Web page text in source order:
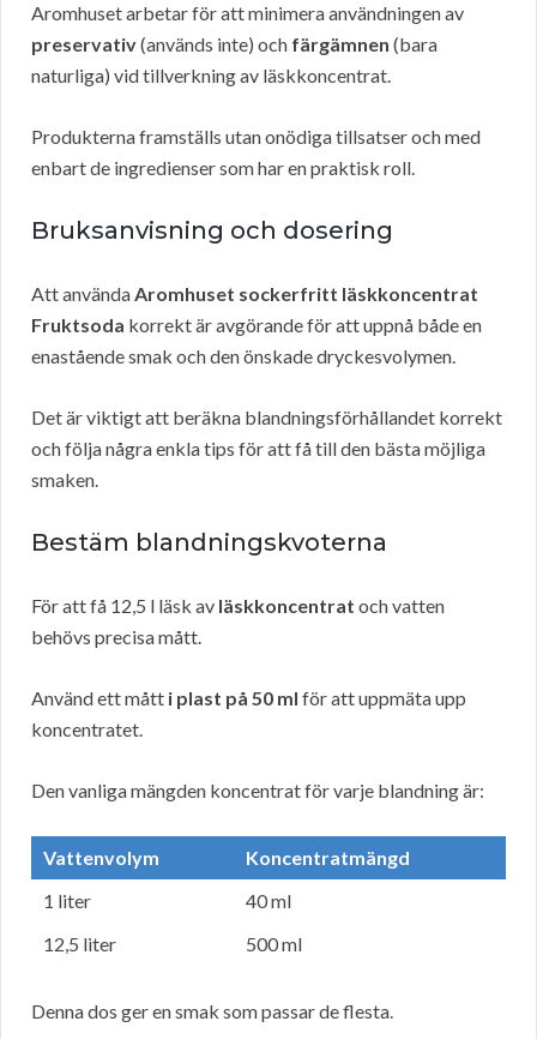
Aromhuset arbetar för att minimera användningen av
preservativ(används inte) och färgämnen (bara
naturliga) vid tillverkning av läskkoncentrat.
Produkterna framställs utan onödiga tillsatser och med
enbart de ingredienser som har en praktisk roll.
Bruksanvisning och dosering
Att användaAromhuset sockerfritt läskkoncentrat
Fruktsoda korrekt är avgörande för att uppnå både en
enastående smak och den önskade dryckesvolymen.
Det är viktigt att beräkna blandningsförhållandet korrekt
och följa några enkla tips för att få till den bästa möjliga
smaken.
Bestäm blandningskvoterna
För att få 12,5 l läsk av läskkoncentrat och vatten
behövs precisa mått.
Använd ett mått i plast på 50 ml för att uppmäta upp
koncentratet.
Den vanliga mängden koncentrat för varje blandning är:
Vattenvolym
Koncentratmängd
1 liter
40 ml
12,5 liter
500 ml
Denna dos ger en smak som passar de flesta.